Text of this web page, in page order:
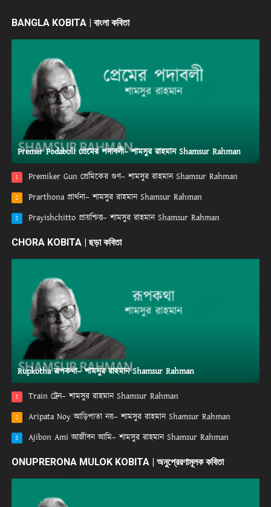
BANGLA KOBITA | বাংলা কবিতা
Premer Podaboli প্রেমের পদাবলী– শামসুর রাহমান Shamsur Rahman
1 Premiker Gun প্রেমিকের গুণ– শামসুর রাহমান Shamsur Rahman
2 Prarthona প্রার্থনা– শামসুর রাহমান Shamsur Rahman
3 Prayishchitto প্রায়শ্চিত্ত– শামসুর রাহমান Shamsur Rahman
CHORA KOBITA | ছড়া কবিতা
Rupkotha রূপকথা– শামসুর রাহমান Shamsur Rahman
1 Train ট্রেন– শামসুর রাহমান Shamsur Rahman
2 Aripata Noy আড়িপাতা নয়– শামসুর রাহমান Shamsur Rahman
3 Ajibon Ami আজীবন আমি– শামসুর রাহমান Shamsur Rahman
ONUPRERONA MULOK KOBITA | অনুপ্রেরণামূলক কবিতা